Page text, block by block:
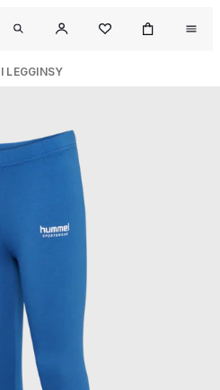
LEGGINSY